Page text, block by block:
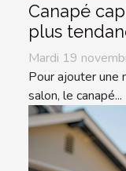
Canapé
plus
Mardi 19
Pour ajouter une
salon, le canapé...